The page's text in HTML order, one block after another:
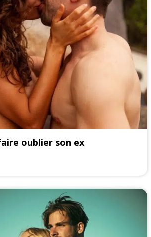
oublier son ex